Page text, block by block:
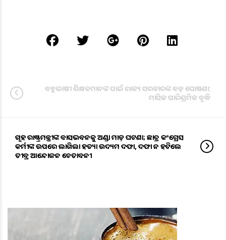
ବହୁଭାଷୀ ଶିକ୍ଷକମାନଙ୍କ ପାଇଁ ରାଜ୍ୟ ସରକାରଙ୍କ ବଡ଼ ଘୋଷଣା:
ମାସିକ ପାରିଶ୍ରମିକ ବୃଦ୍ଧି
ଗୃହ ରାଷ୍ଟ୍ରମନ୍ତ୍ରୀଙ୍କ ବାସଭବନକୁ ଅଣ୍ଡା ମାଡ଼ ଘଟଣା; ଛାତ୍ର କଂଗ୍ରେସ
କର୍ମୀଙ୍କ ଉପରେ ଲାଗିଲା ହତ୍ୟା ଉଦ୍ୟମ ଦଫା, ଦଫା ନ ହଟିଲେ
ତୀବ୍ର ଆନ୍ଦୋଳନ ଚେତାବନୀ